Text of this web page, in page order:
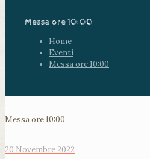
Messa ore 10:00
Home
Eventi
Messa ore 10:00
Messa ore 10:00
20 Novembre 2022